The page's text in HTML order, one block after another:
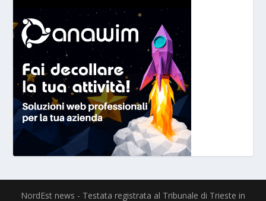
NordEst news - Testata registrata al Tribunale di Trieste in